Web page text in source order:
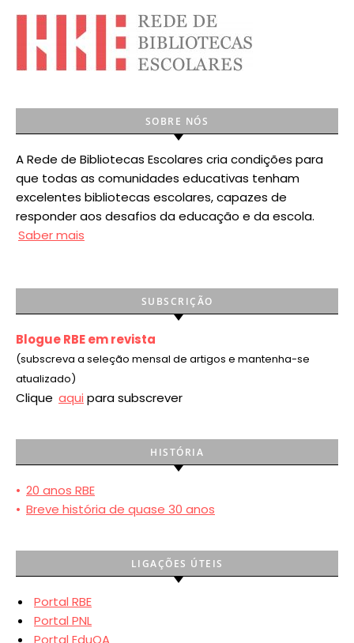
SOBRE NÓS
A Rede de Bibliotecas Escolares cria condições para
que todas as comunidades educativas tenham
excelentes bibliotecas escolares, capazes de
responder aos desafios da educação e da escola.
Saber mais
SUBSCRIÇÃO
Blogue RBE em revista
(subscreva a seleção mensal de artigos e mantenha-se
atualizado)
Clique aqui para subscrever
HISTÓRIA
• 20 anos RBE
• Breve história de quase 30 anos
LIGAÇÕES ÚTEIS
Portal RBE
Portal PNL
Portal EduQA